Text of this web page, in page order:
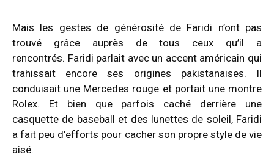
Mais les gestes de générosité de Faridi n’ont pas
trouvé grâce auprès de tous ceux qu’il a
rencontrés. Faridi parlait avec un accent américain qui
trahissait encore ses origines pakistanaises. Il
conduisait une Mercedes rouge et portait une montre
Rolex. Et bien que parfois caché derrière une
casquette de baseball et des lunettes de soleil, Faridi
a fait peu d’efforts pour cacher son propre style de vie
aisé.